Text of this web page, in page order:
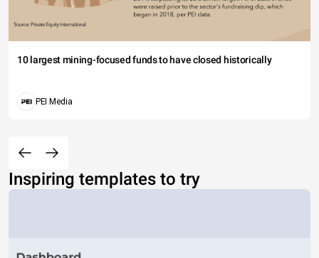
10 largest mining-focused funds to have closed historically
PEI Media
Inspiring templates to try